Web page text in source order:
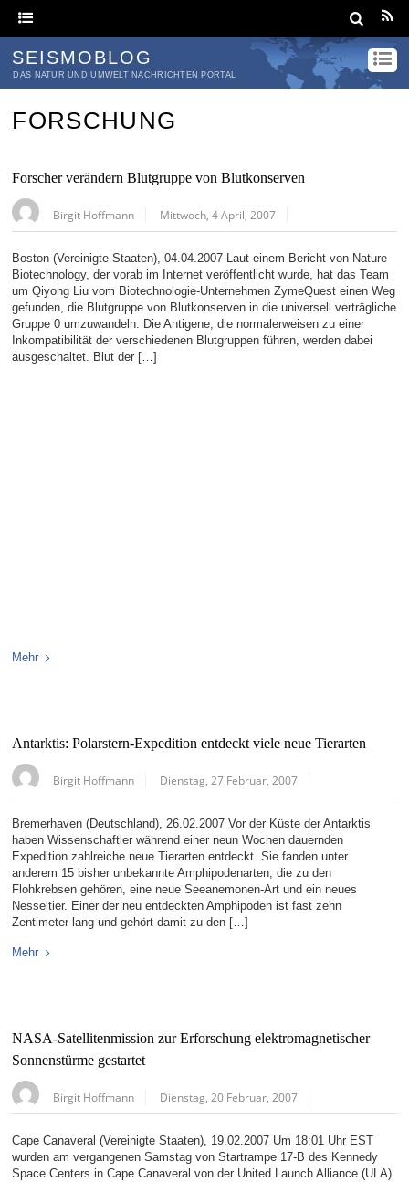
SEISMOBLOG
DAS NATUR UND UMWELT NACHRICHTEN PORTAL
FORSCHUNG
Forscher verändern Blutgruppe von Blutkonserven
Birgit Hoffmann Mittwoch, 4 April, 2007
Boston (Vereinigte Staaten), 04.04.2007 Laut einem Bericht von Nature
Biotechnology, der vorab im Internet veröffentlicht wurde, hat das Team
um Qiyong Liu vom Biotechnologie-Unternehmen ZymeQuest einen Weg
gefunden, die Blutgruppe von Blutkonserven in die universell verträgliche
Gruppe 0 umzuwandeln. Die Antigene, die normalerweisen zu einer
Inkompatibilität der verschiedenen Blutgruppen führen, werden dabei
ausgeschaltet. Blut der […]
Mehr
Antarktis: Polarstern-Expedition entdeckt viele neue Tierarten
Birgit Hoffmann Dienstag, 27 Februar, 2007
Bremerhaven (Deutschland), 26.02.2007 Vor der Küste der Antarktis
haben Wissenschaftler während einer neun Wochen dauernden
Expedition zahlreiche neue Tierarten entdeckt. Sie fanden unter
anderem 15 bisher unbekannte Amphipodenarten, die zu den
Flohkrebsen gehören, eine neue Seeanemonen-Art und ein neues
Nesseltier. Einer der neu entdeckten Amphipoden ist fast zehn
Zentimeter lang und gehört damit zu den […]
Mehr
NASA-Satellitenmission zur Erforschung elektromagnetischer
Sonnenstürme gestartet
Birgit Hoffmann Dienstag, 20 Februar, 2007
Cape Canaveral (Vereinigte Staaten), 19.02.2007 Um 18:01 Uhr EST
wurden am vergangenen Samstag von Startrampe 17-B des Kennedy
Space Centers in Cape Canaveral von der United Launch Alliance (ULA)